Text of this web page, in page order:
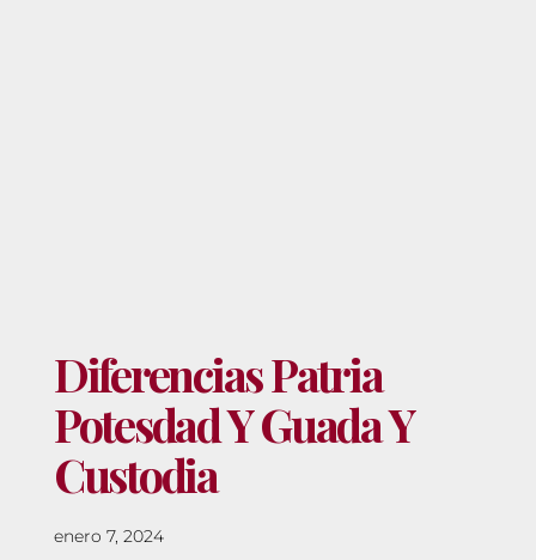
Diferencias Patria
Potesdad Y Guada Y
Custodia
enero 7, 2024